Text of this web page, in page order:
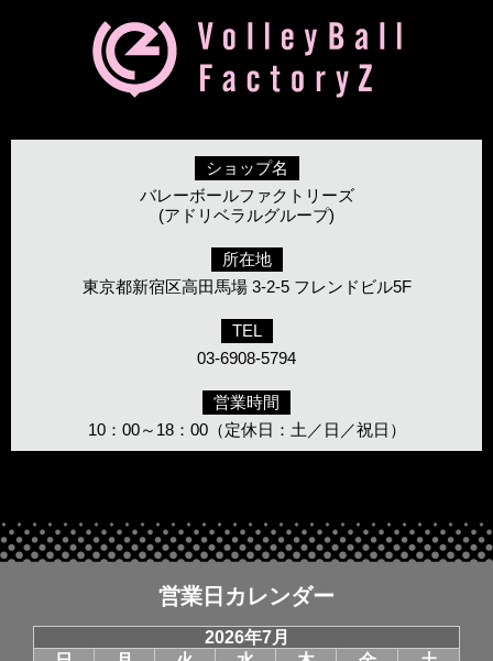
ショップ名
バレーボールファクトリーズ
(アドリベラルグループ)
所在地
東京都新宿区高田馬場 3-2-5 フレンドビル5F
TEL
03-6908-5794
営業時間
10：00～18：00（定休日：土／日／祝日）
営業日カレンダー